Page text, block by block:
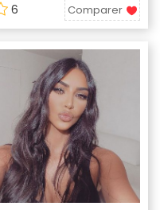
6 Comparer